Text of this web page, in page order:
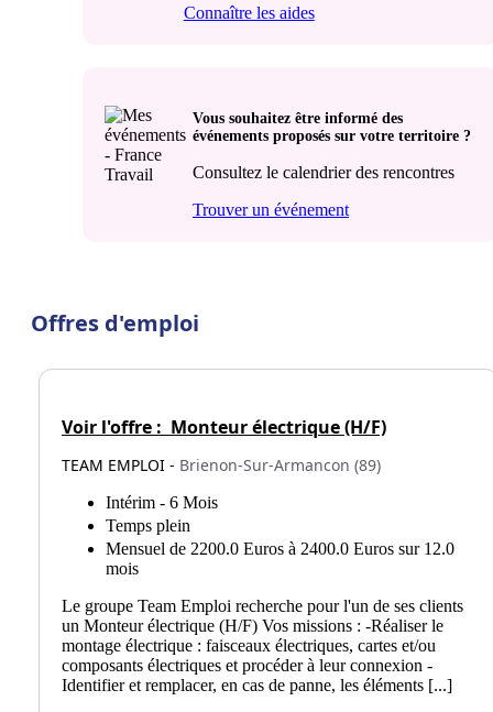
Connaître les aides
Vous souhaitez être informé des
événements proposés sur votre territoire ?
Consultez le calendrier des rencontres
Trouver un événement
Offres d'emploi
Voir l'offre : Monteur électrique (H/F)
TEAM EMPLOI - Brienon-Sur-Armancon (89)
Intérim - 6 Mois
Temps plein
Mensuel de 2200.0 Euros à 2400.0 Euros sur 12.0
mois
Le groupe Team Emploi recherche pour l'un de ses clients
un Monteur électrique (H/F) Vos missions : -Réaliser le
montage électrique : faisceaux électriques, cartes et/ou
composants électriques et procéder à leur connexion -
Identifier et remplacer, en cas de panne, les éléments [...]